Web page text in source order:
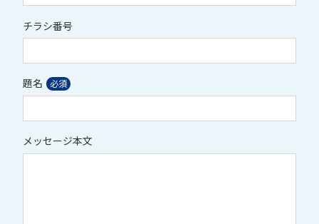
チラシ番号
題名
メッセージ本文